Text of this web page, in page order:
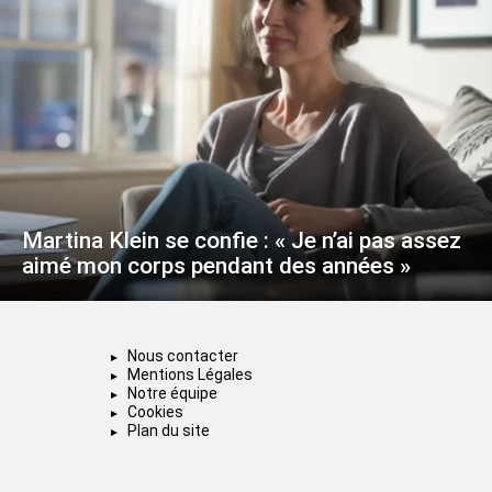
Martina Klein se confie : « Je n’ai pas assez
aimé mon corps pendant des années »
Nous contacter
Mentions Légales
Notre équipe
Cookies
Plan du site